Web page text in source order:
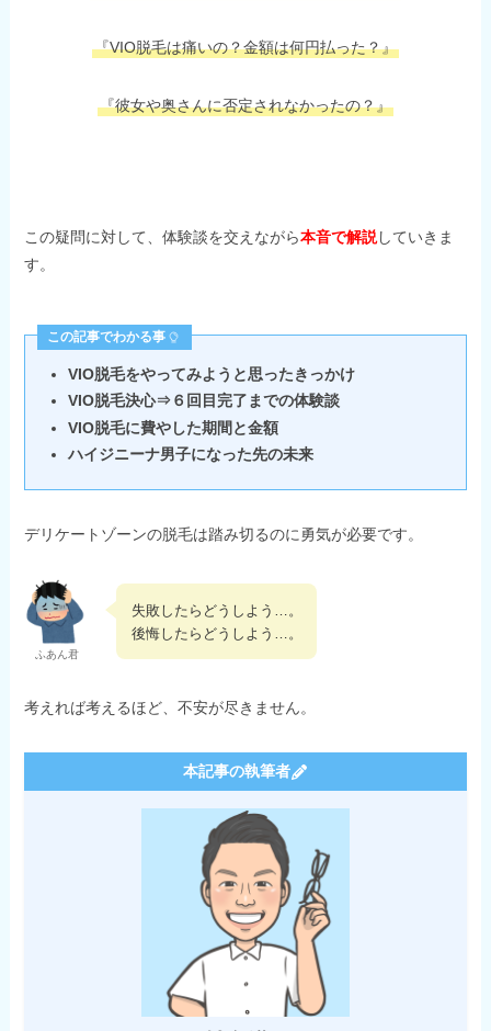
『VIO脱毛は痛いの？金額は何円払った？』
『彼女や奥さんに否定されなかったの？』
この疑問に対して、体験談を交えながら本音で解説していきま
す。
この記事でわかる事
VIO脱毛をやってみようと思ったきっかけ
VIO脱毛決心⇒６回目完了までの体験談
VIO脱毛に費やした期間と金額
ハイジニーナ男子になった先の未来
デリケートゾーンの脱毛は踏み切るのに勇気が必要です。
ふあん君
失敗したらどうしよう…。
後悔したらどうしよう…。
考えれば考えるほど、不安が尽きません。
本記事の執筆者